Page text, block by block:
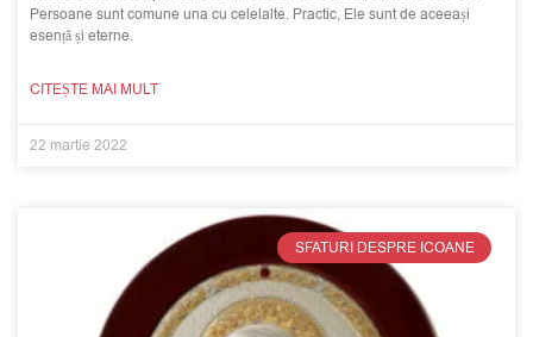
Persoane sunt comune una cu celelalte. Practic, Ele sunt de aceeași
esență și eterne.
CITEȘTE MAI MULT
22 martie 2022
SFATURI DESPRE ICOANE